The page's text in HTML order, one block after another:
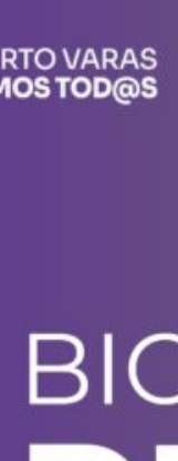
Valley.